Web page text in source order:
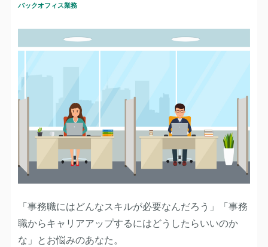
バックオフィス業務
「事務職にはどんなスキルが必要なんだろう」「事務
職からキャリアアップするにはどうしたらいいのか
な」とお悩みのあなた。